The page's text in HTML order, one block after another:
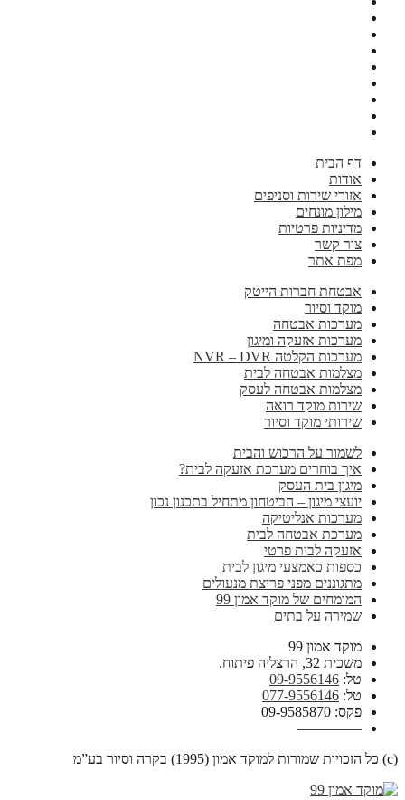
דף הבית
אודות
אזורי שירות וסניפים
מילון מונחים
מדיניות פרטיות
צור קשר
מפת אתר
אבטחת חברות הייטק
מוקד וסיור
מערכות אבטחה
מערכות אזעקה ומיגון
מערכות הקלטה NVR – DVR
מצלמות אבטחה לבית
מצלמות אבטחה לעסק
שירות מוקד רואה
שירותי מוקד וסיור
לשמור על הרכוש והבית
איך בוחרים מערכת אזעקה לבית?
מיגון בית העסק
יועצי מיגון – הביטחון מתחיל בתכנון נכון
מערכות אנליטיקה
מערכת אבטחה לבית
אזעקה לבית פרטי
כספות כאמצעי מיגון לבית
מתגוננים מפני פריצת מנעולים
המומחים של מוקד אמון 99
שמירה על בתים
מוקד אמון 99
משכית 32, הרצליה פיתוח.
טל: 09-9556146
טל: 077-9556146
פקס: 09-9585870
————–
(c) כל הזכויות שמורות למוקד אמון (1995) בקרה וסיור בע”מ